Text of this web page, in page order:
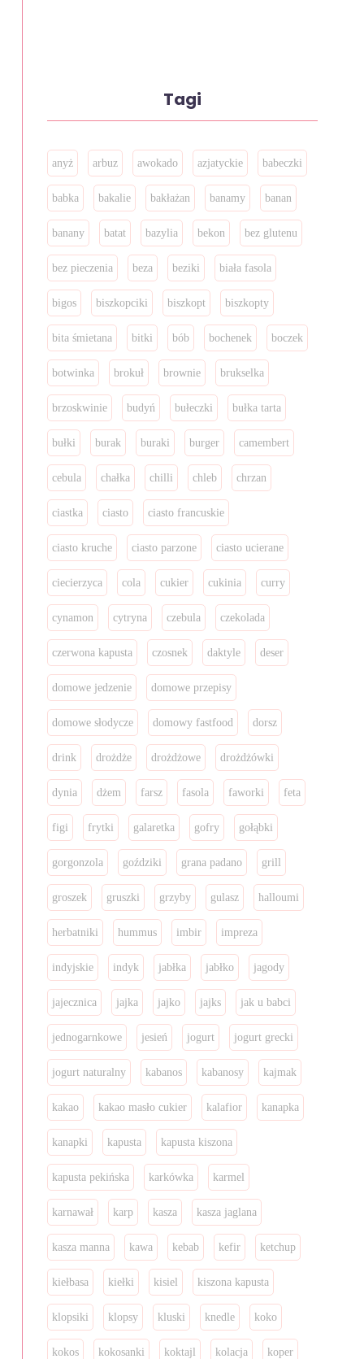
Tagi
anyż arbuz awokado azjatyckie babeczki
babka bakalie bakłażan banamy banan
banany batat bazylia bekon bez glutenu
bez pieczenia beza beziki biała fasola
bigos biszkopciki biszkopt biszkopty
bita śmietana bitki bób bochenek boczek
botwinka brokuł brownie brukselka
brzoskwinie budyń bułeczki bułka tarta
bułki burak buraki burger camembert
cebula chałka chilli chleb chrzan
ciastka ciasto ciasto francuskie
ciasto kruche ciasto parzone ciasto ucierane
ciecierzyca cola cukier cukinia curry
cynamon cytryna czebula czekolada
czerwona kapusta czosnek daktyle deser
domowe jedzenie domowe przepisy
domowe słodycze domowy fastfood dorsz
drink drożdże drożdżowe drożdżówki
dynia dżem farsz fasola faworki feta
figi frytki galaretka gofry gołąbki
gorgonzola goździki grana padano grill
groszek gruszki grzyby gulasz halloumi
herbatniki hummus imbir impreza
indyjskie indyk jabłka jabłko jagody
jajecznica jajka jajko jajks jak u babci
jednogarnkowe jesień jogurt jogurt grecki
jogurt naturalny kabanos kabanosy kajmak
kakao kakao masło cukier kalafior kanapka
kanapki kapusta kapusta kiszona
kapusta pekińska karkówka karmel
karnawał karp kasza kasza jaglana
kasza manna kawa kebab kefir ketchup
kiełbasa kiełki kisiel kiszona kapusta
klopsiki klopsy kluski knedle koko
kokos kokosanki koktajl kolacja koper